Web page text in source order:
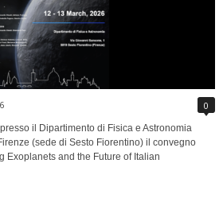
0
il Dipartimento di Fisica e Astronomia
(sede di Sesto Fiorentino) il convegno
Exoplanets and the Future of Italian